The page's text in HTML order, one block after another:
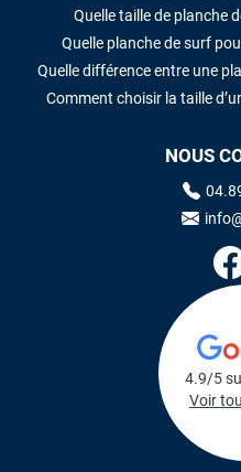
Quelle taille de planche
Quelle planche de surf
Quelle différence entre une
Comment choisir la taille
NOUS
4.9/5
Voir